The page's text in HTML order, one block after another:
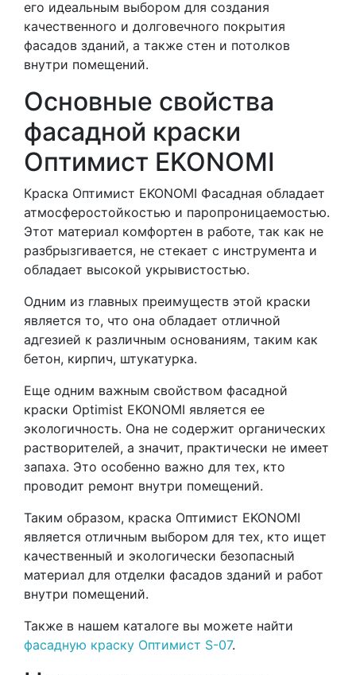
его идеальным выбором для создания
качественного и долговечного покрытия
фасадов зданий, а также стен и потолков
внутри помещений.
Основные свойства
фасадной краски
Оптимист EKONOMI
Краска Оптимист EKONOMI Фасадная обладает
атмосферостойкостью и паропроницаемостью.
Этот материал комфортен в работе, так как не
разбрызгивается, не стекает с инструмента и
обладает высокой укрывистостью.
Одним из главных преимуществ этой краски
является то, что она обладает отличной
адгезией к различным основаниям, таким как
бетон, кирпич, штукатурка.
Еще одним важным свойством фасадной
краски Optimist EKONOMI является ее
экологичность. Она не содержит органических
растворителей, а значит, практически не имеет
запаха. Это особенно важно для тех, кто
проводит ремонт внутри помещений.
Таким образом, краска Оптимист EKONOMI
является отличным выбором для тех, кто ищет
качественный и экологически безопасный
материал для отделки фасадов зданий и работ
внутри помещений.
Также в нашем каталоге вы можете найти
фасадную краску Оптимист S-07.